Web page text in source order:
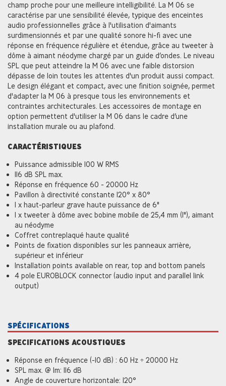
champ proche pour une meilleure intelligibilité. La M 06 se
caractérise par une sensibilité élevée, typique des enceintes
audio professionnelles grâce à l'utilisation d'aimants
surdimensionnés et par une qualité sonore hi-fi avec une
réponse en fréquence régulière et étendue, grâce au tweeter à
dôme à aimant néodyme chargé par un guide d’ondes. Le niveau
SPL que peut atteindre la M 06 avec une faible distorsion
dépasse de loin toutes les attentes d'un produit aussi compact.
Le design élégant et compact, avec une finition soignée, permet
d'adapter la M 06 à presque tous les environnements et
contraintes architecturales. Les accessoires de montage en
option permettent d'utiliser la M 06 dans le cadre d’une
installation murale ou au plafond.
CARACTÉRISTIQUES
Puissance admissible 100 W RMS
116 dB SPL max.
Réponse en fréquence 60 - 20000 Hz
Pavillon à directivité constante 120° x 80°
1 x haut-parleur grave haute puissance de 6"
1 x tweeter à dôme avec bobine mobile de 25,4 mm (1"), aimant
au néodyme
Coffret contreplaqué haute qualité
Points de fixation disponibles sur les panneaux arrière,
supérieur et inférieur
Installation points available on rear, top and bottom panels
4 pole EUROBLOCK connector (audio input and parallel link
output)
SPÉCIFICATIONS
SPECIFICATIONS ACOUSTIQUES
Réponse en fréquence (-10 dB) : 60 Hz ÷ 20000 Hz
SPL max. @ 1m: 116 dB
Angle de couverture horizontale: 120°